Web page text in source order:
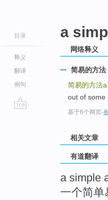
目录
释义
翻译
例句
a
网络释义
简易的方法
简易的方法
out of some
基于6个网页-
相关文章
有道翻译
a simple
一个简单